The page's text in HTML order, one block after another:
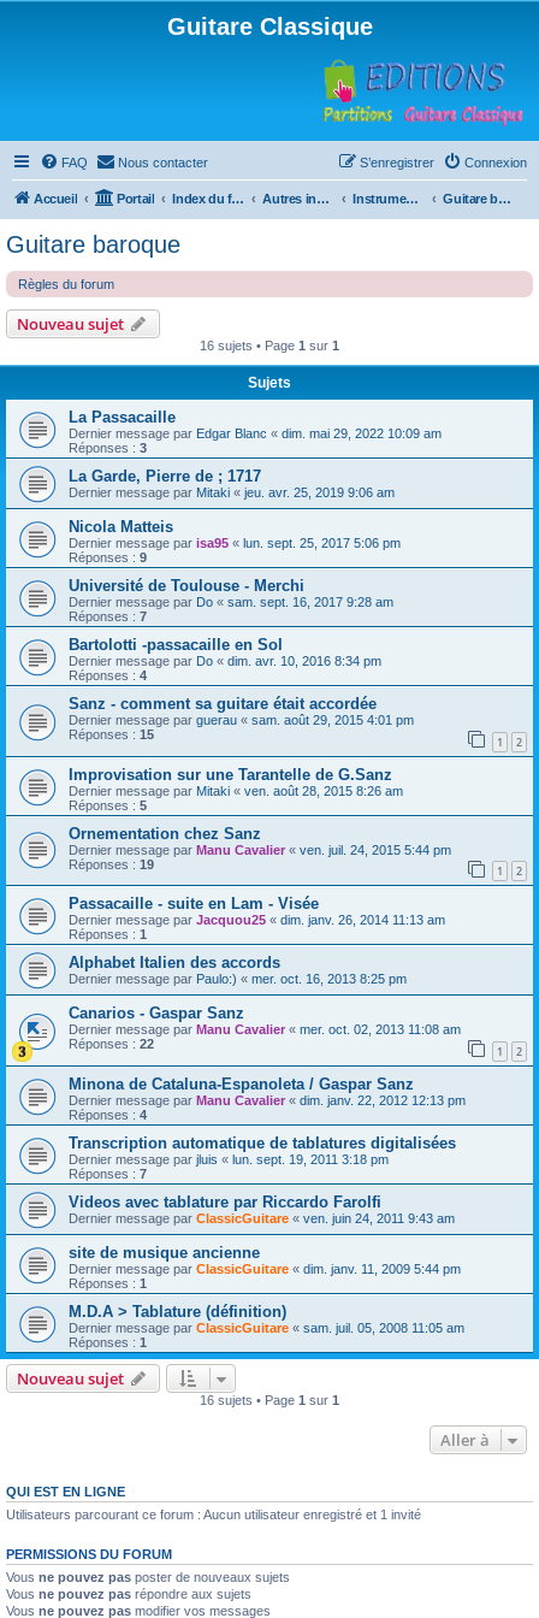
Guitare Classique
FAQ Nous contacter Connexion
S’enregistrer
Accueil Portail Index du forum Autres instruments à cordes pincées, ou styles Instruments anciens Guitare baroque
Guitare baroque
Règles du forum
Nouveau sujet
16 sujets • Page 1 sur 1
Sujets
La Passacaille
Dernier message par Edgar Blanc « dim. mai 29, 2022 10:09 am
Réponses : 3
La Garde, Pierre de ; 1717
Dernier message par Mitaki « jeu. avr. 25, 2019 9:06 am
Nicola Matteis
Dernier message par isa95 « lun. sept. 25, 2017 5:06 pm
Réponses : 9
Université de Toulouse - Merchi
Dernier message par Do « sam. sept. 16, 2017 9:28 am
Réponses : 7
Bartolotti -passacaille en Sol
Dernier message par Do « dim. avr. 10, 2016 8:34 pm
Réponses : 4
Sanz - comment sa guitare était accordée
Dernier message par guerau « sam. août 29, 2015 4:01 pm
Réponses : 15 1 2
Improvisation sur une Tarantelle de G.Sanz
Dernier message par Mitaki « ven. août 28, 2015 8:26 am
Réponses : 5
Ornementation chez Sanz
Dernier message par Manu Cavalier « ven. juil. 24, 2015 5:44 pm
Réponses : 19 1 2
Passacaille - suite en Lam - Visée
Dernier message par Jacquou25 « dim. janv. 26, 2014 11:13 am
Réponses : 1
Alphabet Italien des accords
Dernier message par Paulo:) « mer. oct. 16, 2013 8:25 pm
Canarios - Gaspar Sanz
Dernier message par Manu Cavalier « mer. oct. 02, 2013 11:08 am
Réponses : 22 1 2
Minona de Cataluna-Espanoleta / Gaspar Sanz
Dernier message par Manu Cavalier « dim. janv. 22, 2012 12:13 pm
Réponses : 4
Transcription automatique de tablatures digitalisées
Dernier message par jluis « lun. sept. 19, 2011 3:18 pm
Réponses : 7
Videos avec tablature par Riccardo Farolfi
Dernier message par ClassicGuitare « ven. juin 24, 2011 9:43 am
site de musique ancienne
Dernier message par ClassicGuitare « dim. janv. 11, 2009 5:44 pm
Réponses : 1
M.D.A > Tablature (définition)
Dernier message par ClassicGuitare « sam. juil. 05, 2008 11:05 am
Réponses : 1
Nouveau sujet
16 sujets • Page 1 sur 1
Aller à
QUI EST EN LIGNE
Utilisateurs parcourant ce forum : Aucun utilisateur enregistré et 1 invité
PERMISSIONS DU FORUM
Vous ne pouvez pas poster de nouveaux sujets
Vous ne pouvez pas répondre aux sujets
Vous ne pouvez pas modifier vos messages